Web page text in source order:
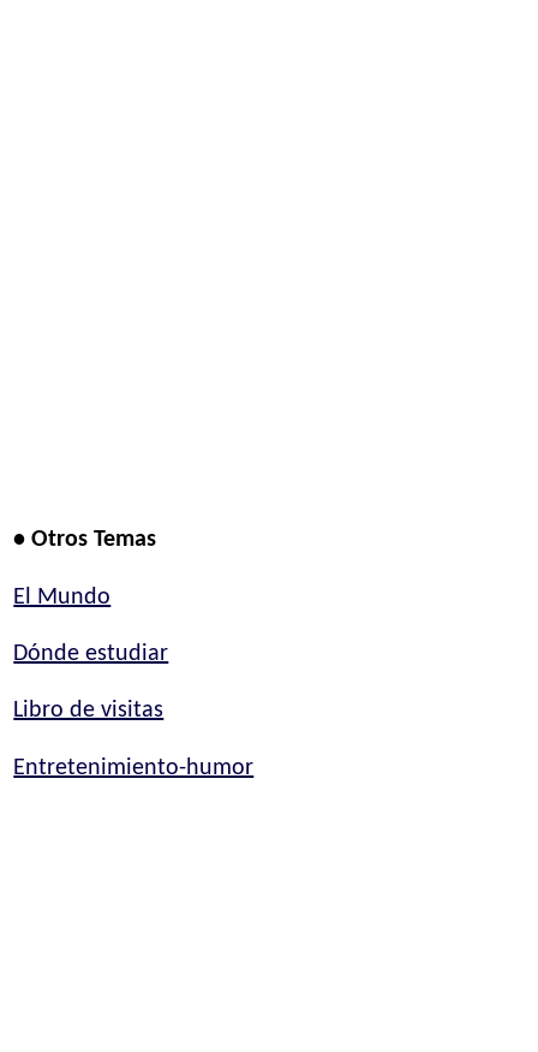
• Otros Temas
El Mundo
Dónde estudiar
Libro de visitas
Entretenimiento-humor